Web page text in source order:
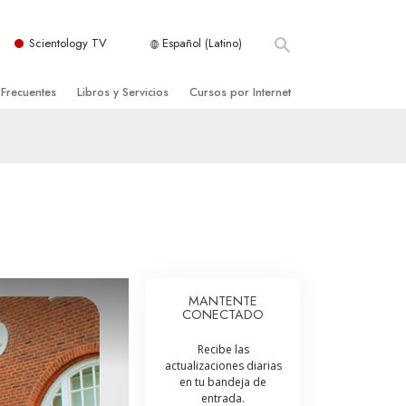
Scientology TV Español (Latino)
Libros y Servicios
Iniciales
Cursos por Internet
Ayudas para Enfermedades y Lesiones
La Integridad y la Honestidad
El Matrimonio
La Escala Tonal Emocional
MANTENTE
CONECTADO
Recibe las
actualizaciones diarias
en tu bandeja de
entrada.